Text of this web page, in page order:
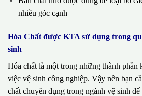
nhiều góc cạnh
Hóa Chất được KTA sử dụng trong
sinh
Hóa chất là một trong những thành phần
việc vệ sinh công nghiệp. Vậy nên bạn
chất chuyên dụng trong ngành vệ sinh